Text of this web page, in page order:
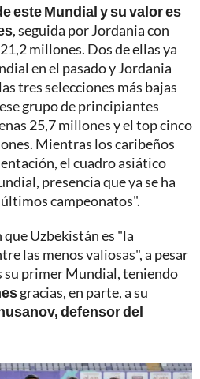
este Mundial y su valor es
, seguida por Jordania con
millones. Dos de ellas ya
en el pasado y Jordania
tres selecciones más bajas
grupo de principiantes
25,7 millones y el top cinco
Mientras los caribeños
el cuadro asiático
presencia que ya se ha
campeonatos".
que Uzbekistán es "la
las menos valiosas", a pesar
su primer Mundial, teniendo
gracias, en parte, a su
defensor del